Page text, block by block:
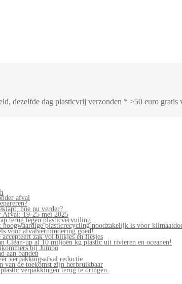
dezelfde dag plasticvrij verzonden * >50 euro gratis
afval
hoe nu verder?
Afval: 19-25 mei 2025
terug tegen plasticvervuiling
hoogwaardige plasticrecycling noodzakelijk is voor
voor afvalvermindering goed!
zak vol blikjes en flesjes
Clean-up al 10 miljoen kg plastic uit rivieren en oceanen!
bij Jumbo
aan banden
verpakkingsafval reductie
van de toekomst zijn herbruikbaar
verpakkingen terug te dringen.